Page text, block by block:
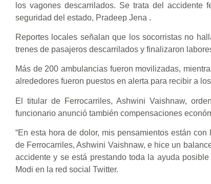
los vagones descarrilados. Se trata del
seguridad del estado, Pradeep Jena .
Reportes locales señalan que los socorristas no
trenes de pasajeros descarrilados y finalizaron
Más de 200 ambulancias fueron movilizadas,
alrededores fueron puestos en alerta para recibir a
El titular de Ferrocarriles, Ashwini Vaishnaw,
funcionario anunció también compensaciones
“En esta hora de dolor, mis pensamientos están
de Ferrocarriles, Ashwini Vaishnaw, e hice un
accidente y se está prestando toda la ayuda
Modi en la red social Twitter.